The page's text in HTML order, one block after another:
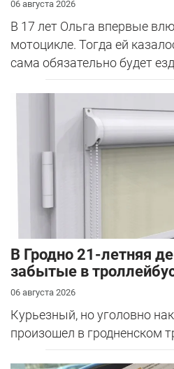
06 августа 2026
В 17 лет Ольга впервые
мотоцикле. Тогда ей
сама обязательно будет
В Гродно 21-летняя
забытые в
06 августа 2026
Курьезный, но уголовно
произошел в гродненском